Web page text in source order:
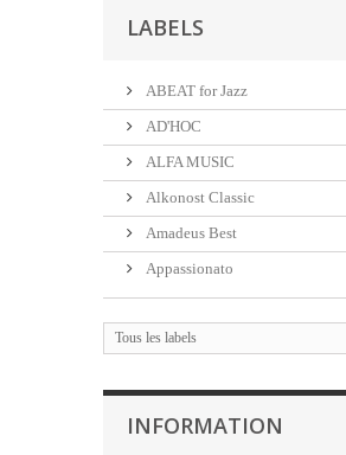
LABELS
ABEAT for Jazz
AD'HOC
ALFA MUSIC
Alkonost Classic
Amadeus Best
Appassionato
Tous les labels
INFORMATION